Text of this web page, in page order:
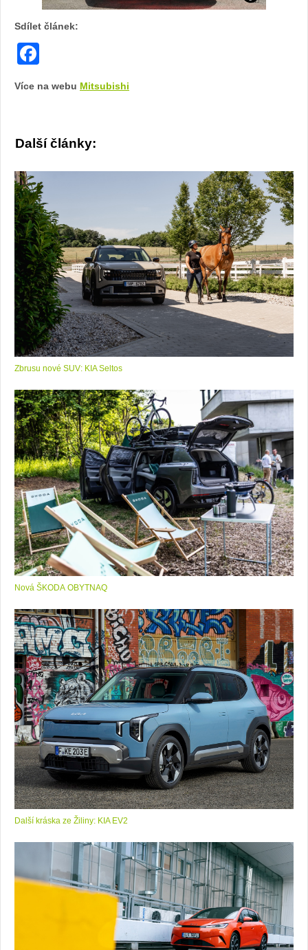
Sdílet článek:
Více na webu Mitsubishi
Další články:
Zbrusu nové SUV: KIA Seltos
Nová ŠKODA OBYTNAQ
Další kráska ze Žiliny: KIA EV2